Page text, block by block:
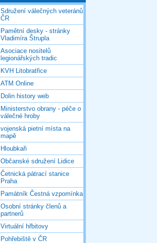
Sdružení válečných veteránů
ČR
Pamětní desky - stránky
Vladimíra Štrupla
Asociace nositelů
legionářských tradic
KVH Litobratřice
ATM Online
Dolin history web
Ministerstvo obrany - péče o
válečné hroby
vojenská pietní místa na
mapě
Hloubkaři
Občanské sdružení Lidice
Četnická pátrací stanice
Praha
Památník Čestná vzpomínka
Osobní stránky členů a
partnerů
Virtuální hřbitovy
Pohřebiště v ČR